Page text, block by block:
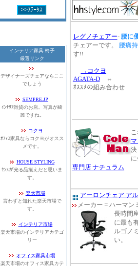
インテリア家具 椅子
厳選リンク
デザイナーズチェアならここ
でしょう
SEMPRE.JP
ｲﾝﾃﾘｱ雑貨のお店。写真が綺
麗ですね。
コクヨ
ｵﾌｨｽ家具ならコクヨがオスス
メです。
HOUSE STYLING
ｾﾝｽが光る品揃えだと思いま
す。
楽天市場
言わずと知れた楽天市場で
す。
インテリア市場
楽天市場のインテリアカテゴ
リー
オフィス家具市場
楽天市場のオフィス家具カテ
レグノチェアー- 腰に
チェアーです。 腰痛
す!!
→コクヨ
AGATA-D⇔
ｵｽｽﾒの組み合わせ
決
専門店 ナチュラム
アーロンチェア ア
メーカー = ハーマン
長時間
に最も
ルゴノ
い。